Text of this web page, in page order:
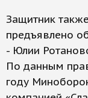
Защитник
предъявлено
- Юлии
По данным
году